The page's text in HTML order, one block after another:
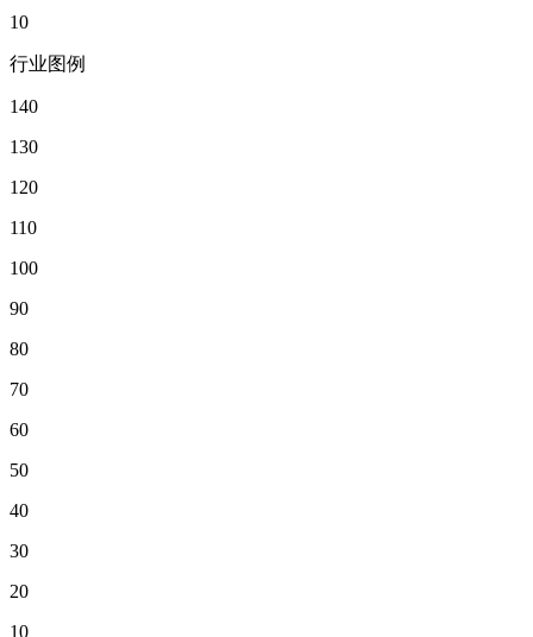
10
行业图例
140
130
120
110
100
90
80
70
60
50
40
30
20
10